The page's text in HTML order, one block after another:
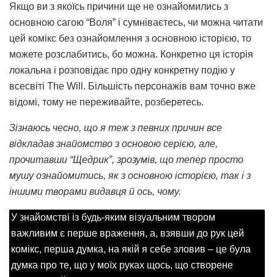
Якщо ви з якоїсь причини ще не ознайомились з
основною сагою “Воля” і сумніваєтесь, чи можна читати
цей комікс без ознайомлення з основною історією, то
можете розслабитись, бо можна. Конкретно ця історія
локальна і розповідає про одну конкретну подію у
всесвіті The Will. Більшість персонажів вам точно вже
відомі, тому не переживайте, розберетесь.
Зізнаюсь чесно, що я теж з певних причин все
відкладав знайомство з основою серією, але,
прочитавши “Щедрик”, зрозумів, що тепер просто
мушу ознайомитись, як з основною історією, так і з
іншими творами видавця й ось, чому.
У знайомстві із будь-яким візуальним твором
важливим є перше враження, а, взявши до рук цей
комікс, перша думка, на якій я себе зловив – це була
думка про те, що у моїх руках щось, що створене